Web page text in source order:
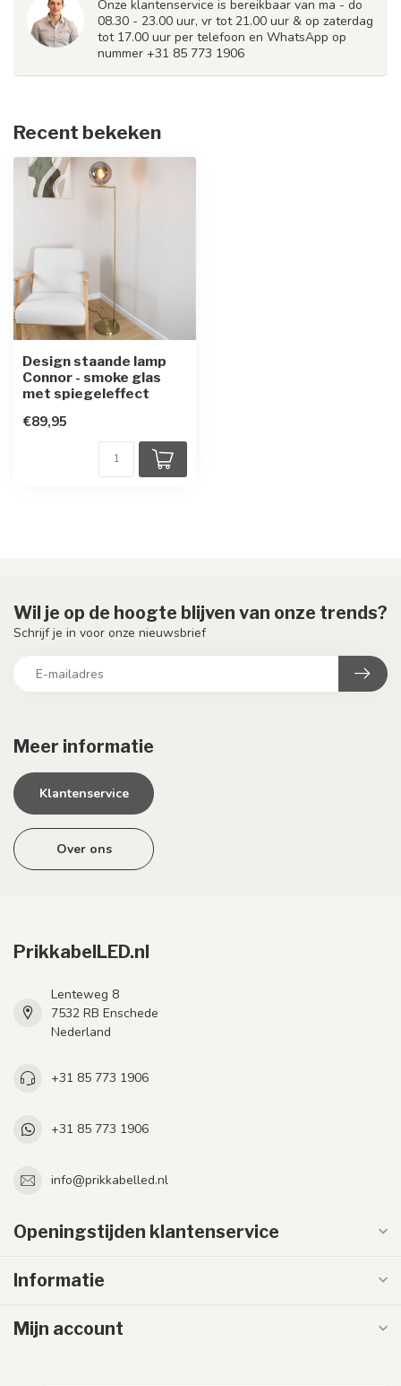
Onze klantenservice is bereikbaar van ma - do
08.30 - 23.00 uur, vr tot 21.00 uur & op zaterdag
tot 17.00 uur per telefoon en WhatsApp op
nummer +31 85 773 1906
Recent bekeken
Design staande lamp
Connor - smoke glas
met spiegeleffect
€89,95
Meer informatie
Klantenservice
Over ons
Wil je op de hoogte blijven van onze trends?
Schrijf je in voor onze nieuwsbrief
PrikkabelLED.nl
Lenteweg 8
7532 RB Enschede
Nederland
+31 85 773 1906
+31 85 773 1906
info@prikkabelled.nl
Openingstijden klantenservice
Informatie
Mijn account